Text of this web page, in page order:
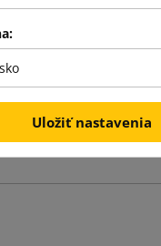
v
kategórii:
Uložiť nastavenia